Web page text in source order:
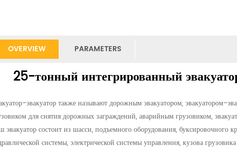
OVERVIEW PARAMETERS
25-тонный интегрированный
эвакуатор также называют дорожным эвакуатором, эвакуатором-
для снятия дорожных заграждений, аварийным грузовиком,
эвакуатор состоит из шасси, подъемного оборудования, буксировочного
системы, электрической системы управления, кузова